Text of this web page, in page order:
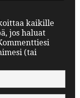
kaikille
jos haluat
(tai